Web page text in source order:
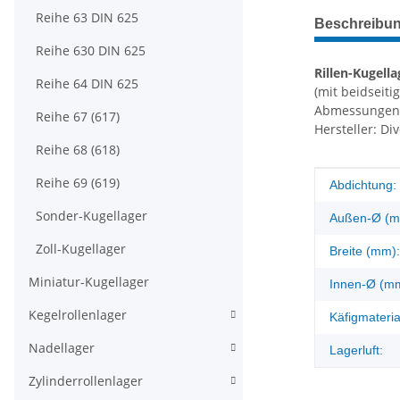
weitere
Rillen-
(mit
Hersteller:
Wert
Abdichtung:
Außen-Ø
Breite (mm):
Innen-Ø
Lagerluft:
Reihe 63 DIN 625
Reihe 630 DIN 625
Reihe 64 DIN 625
Reihe 67 (617)
Reihe 68 (618)
Reihe 69 (619)
Sonder-Kugellager
Zoll-Kugellager
Miniatur-Kugellager
Kegelrollenlager
Nadellager
Zylinderrollenlager